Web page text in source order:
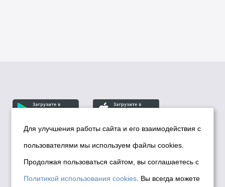
© Департамент информационной политики мэрии
города Новосибирска, 2026
Политика использования Cookies
Для улучшения работы сайта и его взаимодействия с
пользователями мы используем файлы cookies.
Продолжая пользоваться сайтом, вы соглашаетесь с
Политикой использования cookies . Вы всегда можете